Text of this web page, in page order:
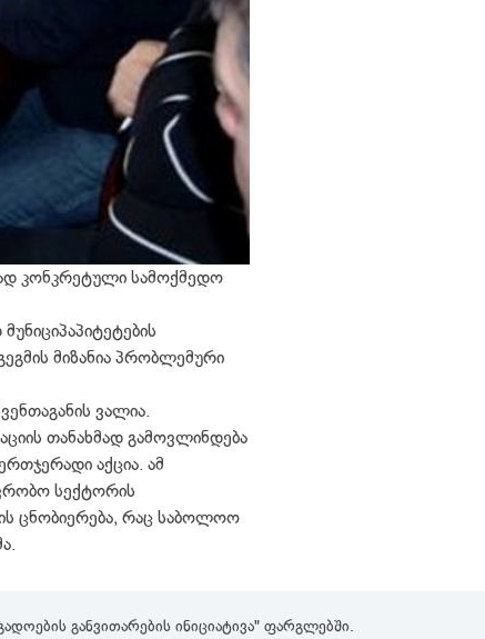
კონკრეტული სამოქმედო
მიზანია პრობლემური
ვალია.
თანახმად გამოვლინდება
აქცია. ამ
სექტორის
ცნობიერება, რაც საბოლოო
განვითარების ინიციატივა" ფარგლებში.